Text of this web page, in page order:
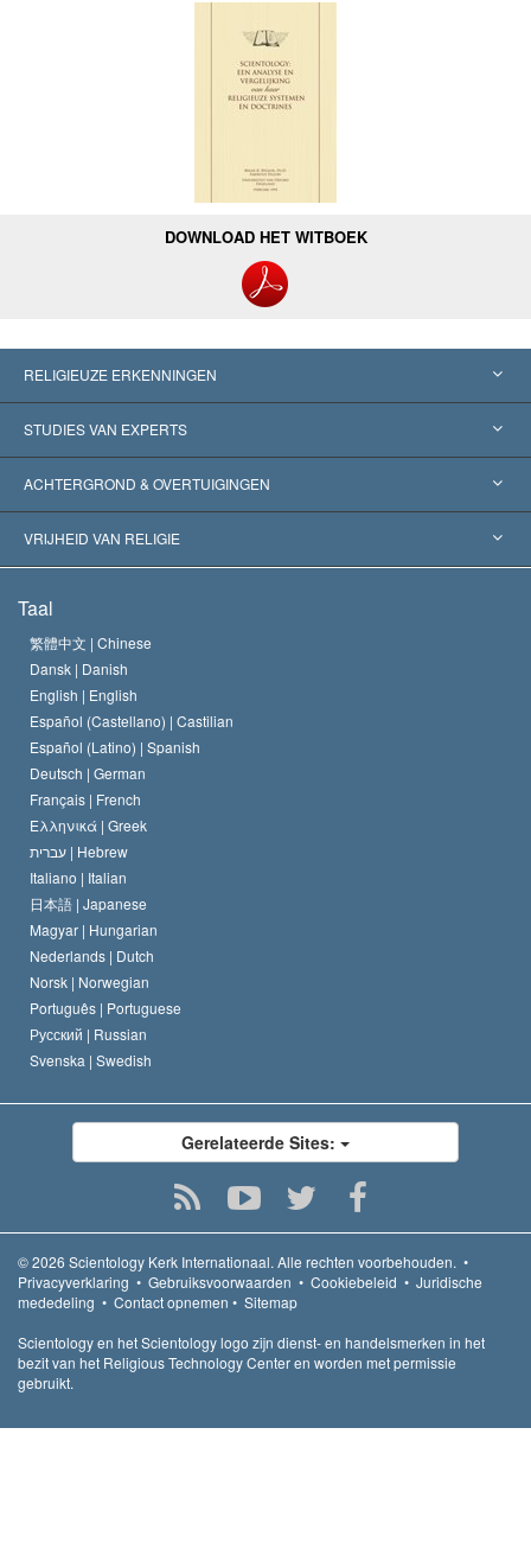
DOWNLOAD HET WITBOEK
RELIGIEUZE ERKENNINGEN
Verenigde Staten
Wereldwijde Erkenningen
Historische Beslissingen
STUDIES VAN EXPERTS
Expertises per Categorie
’s Werelds Meest Vooraanstaande Experts
ACHTERGROND & OVERTUIGINGEN
L. Ron Hubbard
Het Credo van de Scientology Kerk
De Code van een Scientoloog
David Miscavige
VRIJHEID VAN RELIGIE
Internationale Mensenrechten Standaards
Verklaring over Religie
Taal
繁體中文 | Chinese
Dansk | Danish
English | English
Español (Castellano) | Castilian
Español (Latino) | Spanish
Deutsch | German
Français | French
Ελληνικά | Greek
עברית | Hebrew
Italiano | Italian
日本語 | Japanese
Magyar | Hungarian
Nederlands | Dutch
Norsk | Norwegian
Português | Portuguese
Русский | Russian
Svenska | Swedish
Gerelateerde Sites:
© 2026 Scientology Kerk Internationaal. Alle rechten voorbehouden. •
Privacyverklaring • Gebruiksvoorwaarden • Cookiebeleid • Juridische
mededeling • Contact opnemen • Sitemap
Scientology en het Scientology logo zijn dienst- en handelsmerken in het
bezit van het Religious Technology Center en worden met permissie
gebruikt.